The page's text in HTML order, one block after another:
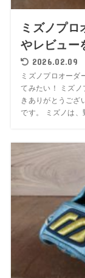
ミズノプロ
やレビュー
2026.02.09
ミズノプロオーダ
てみたい！ ミズノ
きありがとうござ
です。 ミズノは、